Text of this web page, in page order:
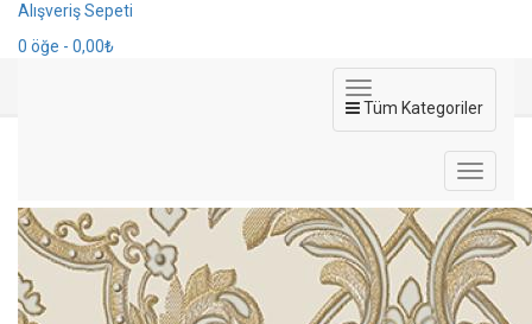
Alışveriş Sepeti
0 öğe - 0,00₺
Tüm Kategoriler